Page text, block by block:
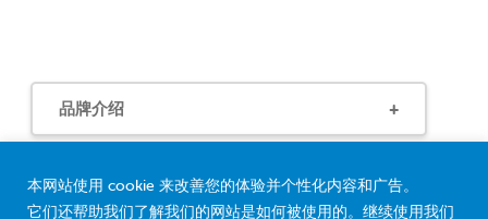
本网站使用 cookie 来改善您的体验并个性化内容和广告。
它们还帮助我们了解我们的网站是如何被使用的。继续使用我们
品牌介绍
客户支持